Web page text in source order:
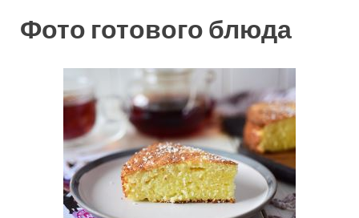
Фото готового блюда